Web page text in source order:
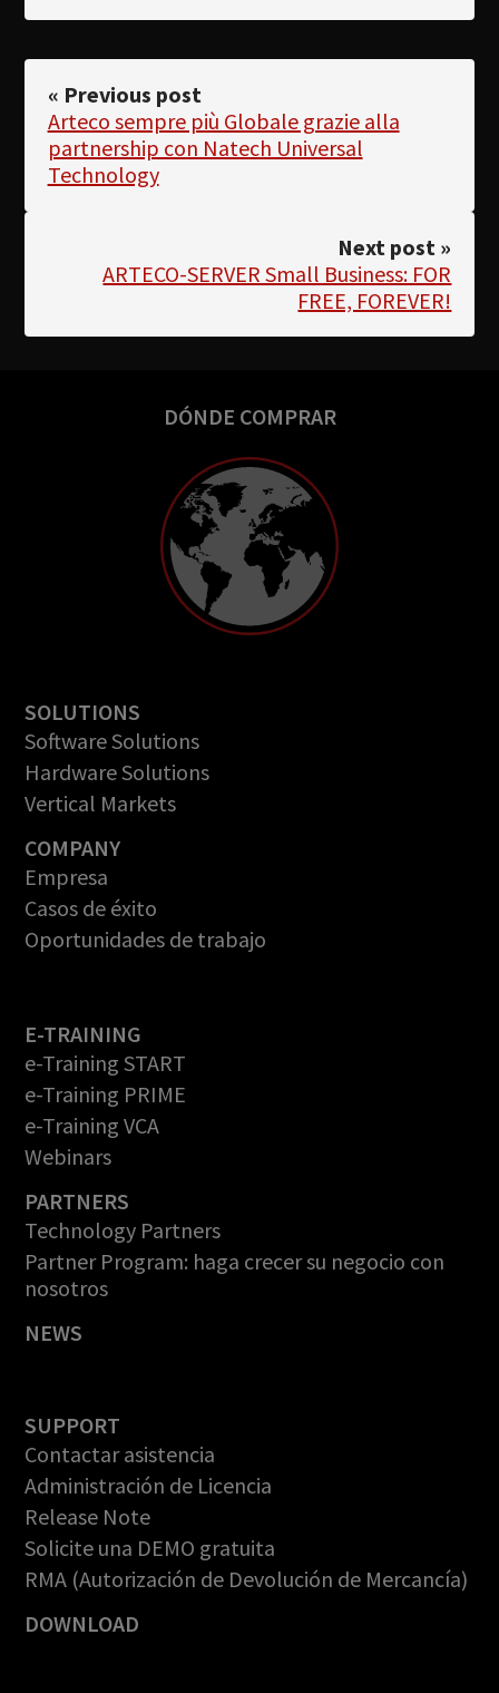
« Previous post
Arteco sempre più Globale grazie alla
partnership con Natech Universal
Technology
Next post »
ARTECO-SERVER Small Business: FOR
FREE, FOREVER!
DÓNDE COMPRAR
SOLUTIONS
Software Solutions
Hardware Solutions
Vertical Markets
COMPANY
Empresa
Casos de éxito
Oportunidades de trabajo
E-TRAINING
e-Training START
e-Training PRIME
e-Training VCA
Webinars
PARTNERS
Technology Partners
Partner Program: haga crecer su negocio con
nosotros
NEWS
SUPPORT
Contactar asistencia
Administración de Licencia
Release Note
Solicite una DEMO gratuita
RMA (Autorización de Devolución de Mercancía)
DOWNLOAD